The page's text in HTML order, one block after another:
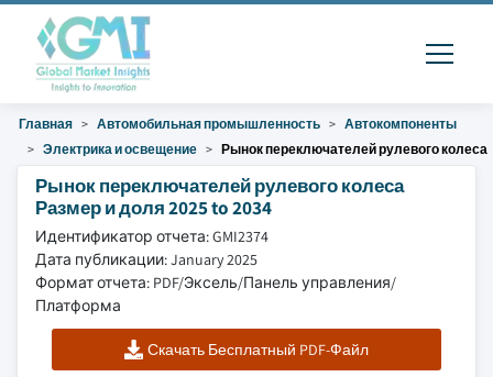
Главная Автомобильная промышленность
Автокомпоненты
Электрика и освещение
Рынок переключателей рулевого колеса
Рынок переключателей рулевого колеса
Размер и доля 2025 to 2034
Идентификатор отчета: GMI2374
Дата публикации: January 2025
Формат отчета: PDF/Эксель/Панель управления/
Платформа
Скачать Бесплатный PDF-Файл